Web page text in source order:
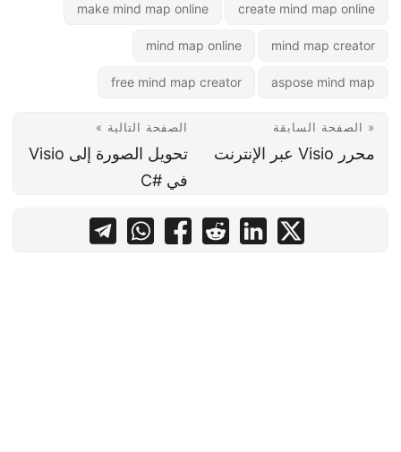
create mind map online
make mind map online
mind map creator
mind map online
aspose mind map
free mind map creator
« الصفحة السابقة
محرر Visio عبر الإنترنت
الصفحة التالية »
تحويل الصورة إلى Visio
في #C